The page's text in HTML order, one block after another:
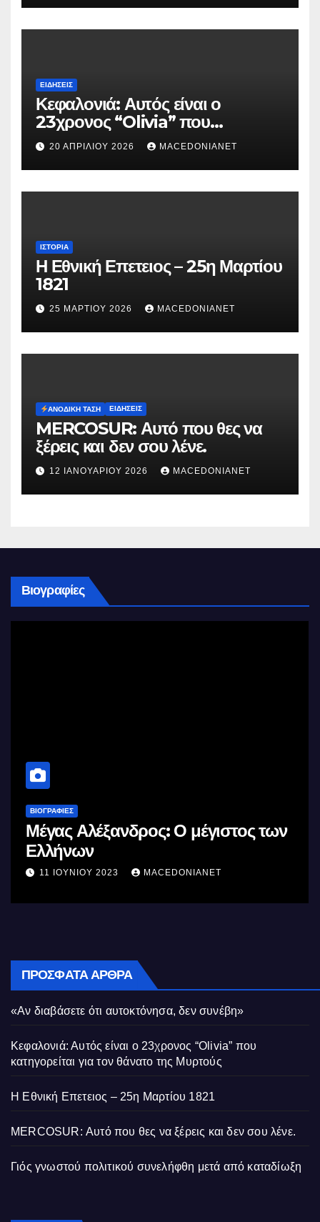
ΕΙΔΉΣΕΙΣ
Κεφαλονιά: Αυτός είναι ο
23χρονος “Olivia” που
κατηγορείται για τον θάνατο της
Μυρτούς
20 ΑΠΡΙΛΊΟΥ 2026 MACEDONIANET
ΙΣΤΟΡΊΑ
Η Εθνική Επετειος – 25η Μαρτίου
1821
25 ΜΑΡΤΊΟΥ 2026 MACEDONIANET
ΑΝΟΔΙΚΉ ΤΆΣΗ ΕΙΔΉΣΕΙΣ
MERCOSUR: Αυτό που θες να
ξέρεις και δεν σου λένε.
12 ΙΑΝΟΥΑΡΊΟΥ 2026 MACEDONIANET
Βιογραφίες
ΒΙΟΓΡΑΦΊΕΣ
Μέγας Αλέξανδρος: Ο μέγιστος των
Ελλήνων
11 ΙΟΥΝΊΟΥ 2023 MACEDONIANET
ΠΡΌΣΦΑΤΑ ΆΡΘΡΑ
«Αν διαβάσετε ότι αυτοκτόνησα, δεν συνέβη»
Κεφαλονιά: Αυτός είναι ο 23χρονος “Olivia” που
κατηγορείται για τον θάνατο της Μυρτούς
Η Εθνική Επετειος – 25η Μαρτίου 1821
MERCOSUR: Αυτό που θες να ξέρεις και δεν σου λένε.
Γιός γνωστού πολιτικού συνελήφθη μετά από καταδίωξη